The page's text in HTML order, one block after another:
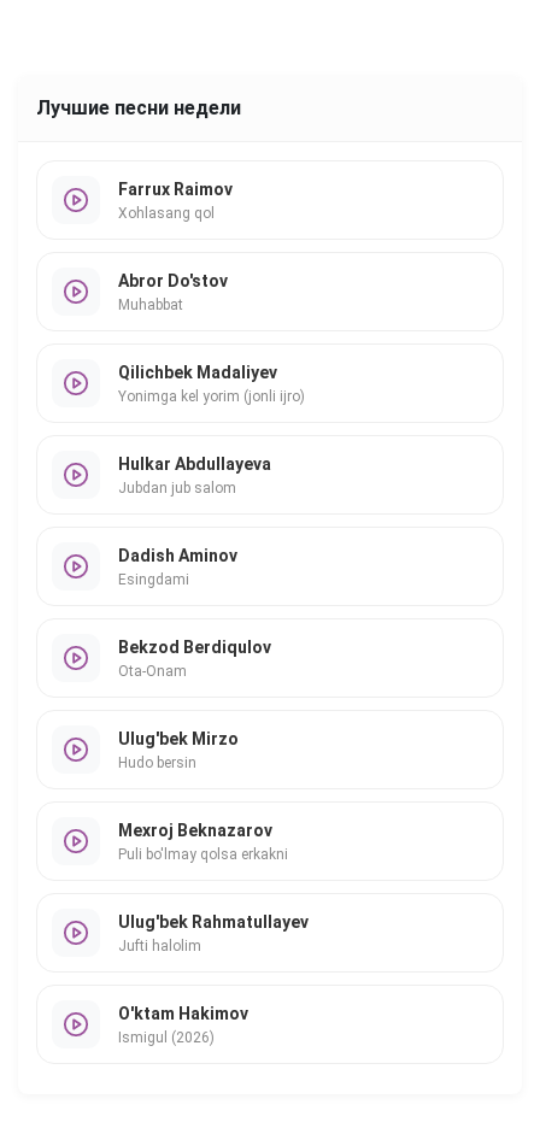
Лучшие песни недели
Farrux Raimov
Xohlasang qol
Abror Do'stov
Muhabbat
Qilichbek Madaliyev
Yonimga kel yorim (jonli ijro)
Hulkar Abdullayeva
Jubdan jub salom
Dadish Aminov
Esingdami
Bekzod Berdiqulov
Ota-Onam
Ulug'bek Mirzo
Hudo bersin
Mexroj Beknazarov
Puli bo'lmay qolsa erkakni
Ulug'bek Rahmatullayev
Jufti halolim
O'ktam Hakimov
Ismigul (2026)